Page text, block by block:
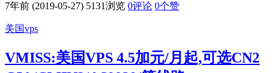
7年前 (2019-05-27) 5131浏览 0评论 0个赞
美国vps
VMISS:美国VPS 4.5加元/月起,可选CN2